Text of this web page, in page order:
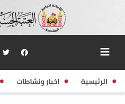
الرئيسية اخبار ونشاطات